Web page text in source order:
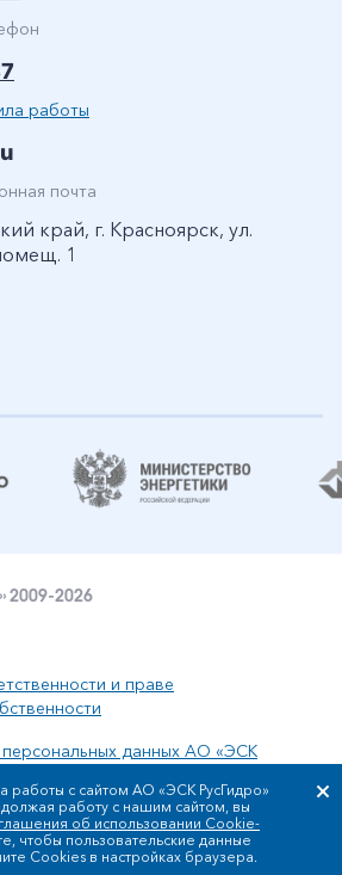
работы
почта
край, г. Красноярск, ул.
1
2009-2026
и праве
данных АО «ЭСК
ctrl+enter
работы с сайтом АО «ЭСК РусГидро»
работу с нашим сайтом, вы
об использовании Cookie-
чтобы пользовательские данные
Cookies в настройках браузера.